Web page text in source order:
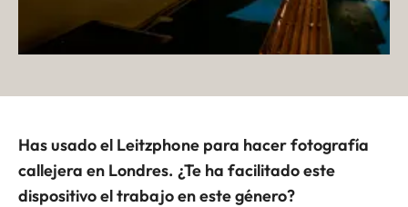
Has usado el Leitzphone para hacer fotografía
callejera en Londres. ¿Te ha facilitado este
dispositivo el trabajo en este género?